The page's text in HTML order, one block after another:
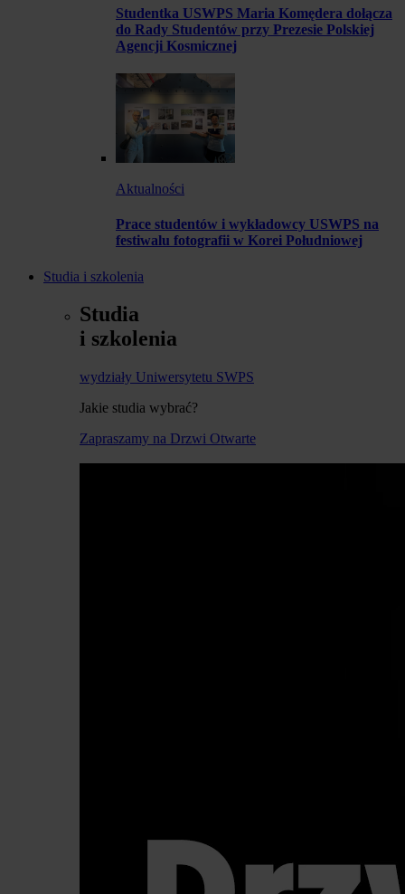
Studentka USWPS Maria Komędera dołącza
do Rady Studentów przy Prezesie Polskiej
Agencji Kosmicznej
Aktualności
Prace studentów i wykładowcy USWPS na
festiwalu fotografii w Korei Południowej
Studia i szkolenia
Studia
i szkolenia
wydziały Uniwersytetu SWPS
Jakie studia wybrać?
Zapraszamy na Drzwi Otwarte